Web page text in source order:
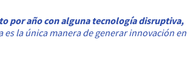
por año con alguna tecnología disruptiva,
la única manera de generar innovación en